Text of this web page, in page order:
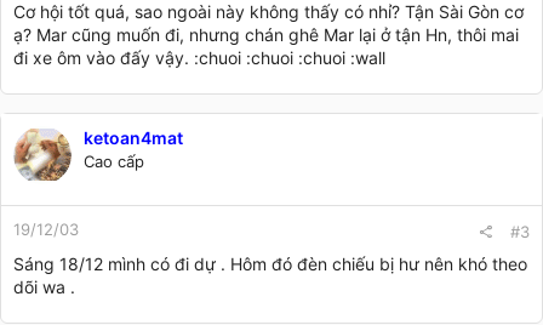
Cơ hội tốt quá, sao ngoài này không thấy có nhỉ? Tận Sài Gòn cơ
ạ? Mar cũng muốn đi, nhưng chán ghê Mar lại ở tận Hn, thôi mai
đi xe ôm vào đấy vậy. :chuoi :chuoi :chuoi :wall
ketoan4mat
Cao cấp
19/12/03 #3
Sáng 18/12 mình có đi dự . Hôm đó đèn chiếu bị hư nên khó theo
dõi wa .